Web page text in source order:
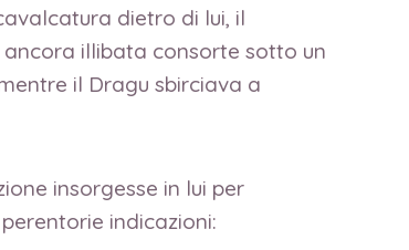
dietro di lui, il
illibata consorte sotto un
il Dragu sbirciava a
insorgesse in lui per
indicazioni: